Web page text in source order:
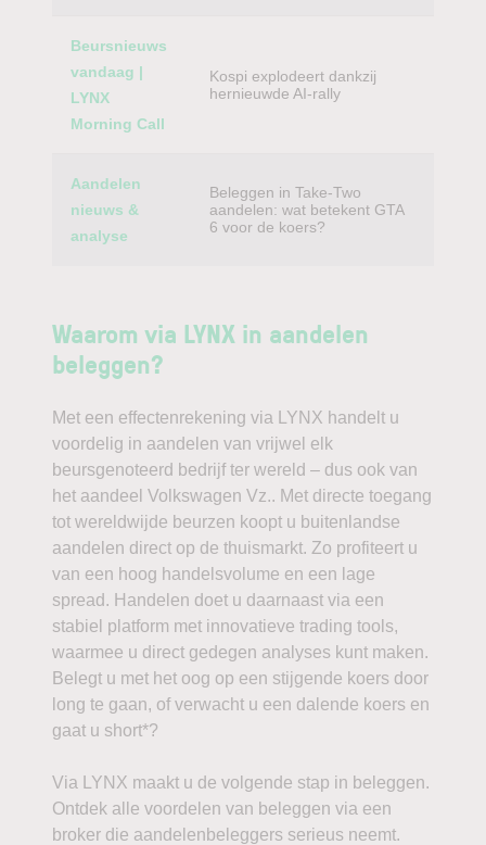
Beursnieuws
vandaag |
LYNX
Morning Call
Kospi explodeert dankzij
hernieuwde AI-rally
Aandelen
nieuws &
analyse
Beleggen in Take-Two
aandelen: wat betekent GTA
6 voor de koers?
Waarom via LYNX in aandelen
beleggen?
Met een effectenrekening via LYNX handelt u
voordelig in aandelen van vrijwel elk
beursgenoteerd bedrijf ter wereld – dus ook van
het aandeel Volkswagen Vz.. Met directe toegang
tot wereldwijde beurzen koopt u buitenlandse
aandelen direct op de thuismarkt. Zo profiteert u
van een hoog handelsvolume en een lage
spread. Handelen doet u daarnaast via een
stabiel platform met innovatieve trading tools,
waarmee u direct gedegen analyses kunt maken.
Belegt u met het oog op een stijgende koers door
long te gaan, of verwacht u een dalende koers en
gaat u short*?
Via LYNX maakt u de volgende stap in beleggen.
Ontdek alle voordelen van beleggen via een
broker die aandelenbeleggers serieus neemt.